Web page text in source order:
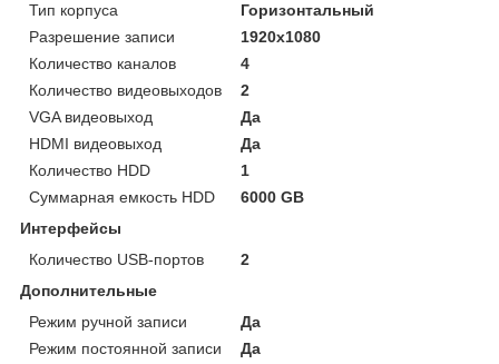
Тип корпуса
Горизонтальный
Разрешение записи
1920х1080
Количество каналов
4
Количество видеовыходов
2
VGA видеовыход
Да
HDMI видеовыход
Да
Количество HDD
1
Суммарная емкость HDD
6000 GB
Интерфейсы
Количество USB-портов
2
Дополнительные
Режим ручной записи
Да
Режим постоянной записи
Да